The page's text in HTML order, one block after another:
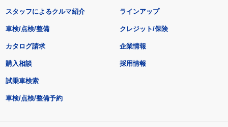
スタッフによるクルマ紹介 ラインアップ
車検/点検/整備 クレジット/保険
カタログ請求
購入相談
試乗車検索
車検/点検/整備予約
企業情報
採用情報